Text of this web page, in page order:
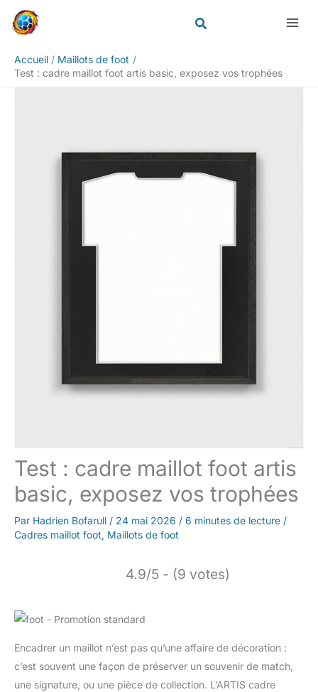
Accueil
Maillots de foot
Test : cadre maillot foot artis basic, exposez vos trophées
Test : cadre maillot foot artis
basic, exposez vos trophées
Par Hadrien Bofarull / 24 mai 2026 / 6 minutes de lecture /
Cadres maillot foot, Maillots de foot
4.9/5 - (9 votes)
Encadrer un maillot n’est pas qu’une affaire de décoration :
c’est souvent une façon de préserver un souvenir de match,
une signature, ou une pièce de collection. L’ARTIS cadre
Rechercher